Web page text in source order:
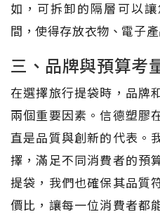
如，可拆卸的隔層可以
間，使得存放衣物、電子
三、品牌與預算考
在選擇旅行提袋時，品牌
兩個重要因素。信德塑膠
直是品質與創新的代表。
擇，滿足不同消費者的預
提袋，我們也確保其品質
價比，讓每一位消費者都